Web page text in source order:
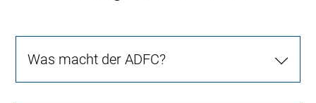
Was macht der ADFC?